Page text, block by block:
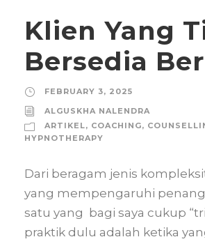
Klien Yang
Bersedia
FEBRUARY 3, 2025
ALGUSKHA NALENDRA
ARTIKEL, COACHING,
HYPNOTHERAPY
Dari beragam jenis
yang mempengaruhi
satu yang bagi saya cukup
praktik dulu adalah ketika